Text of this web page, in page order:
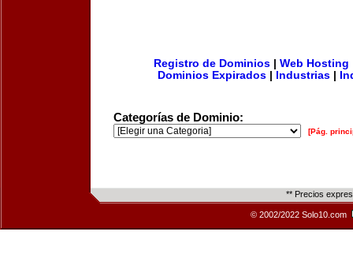
Registro de Dominios| Web Hosting
Dominios Expirados
Industrias
Categorías de Dominio:
[Pág.
** Precios
© 2002/2022 Solo10.com